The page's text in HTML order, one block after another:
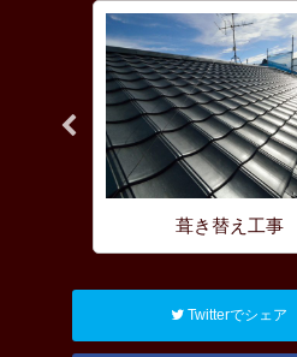
葺き替え工事
Twitterでシェア